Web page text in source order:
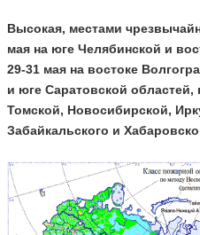
Высокая, местами
мая на юге Челябинской и
29-31 мая на востоке
и юге Саратовской областей,
Томской, Новосибирской,
Забайкальского и